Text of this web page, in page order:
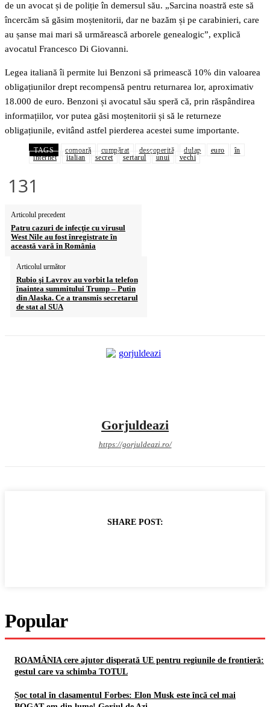
de un avocat și de poliție în demersul său. „Sarcina noastră este să
încercăm să găsim moștenitorii, dar ne bazăm și pe carabinieri, care
au șanse mai mari să urmărească arborele genealogic”, explică
avocatul Francesco Di Giovanni.
Legea italiană îi permite lui Benzoni să primească 10% din valoarea
obligațiunilor drept recompensă pentru returnarea lor, aproximativ
18.000 de euro. Benzoni și avocatul său speră că, prin răspândirea
informațiilor, vor putea găsi moștenitorii și să le returneze
obligațiunile, evitând astfel pierderea acestei sume importante.
TAGS comoară cumpărat descoperită dulap euro
în
internet
italian secret sertarul unui vechi
131
Articolul precedent
Patru cazuri de infecţie cu virusul
West Nile au fost înregistrate în
această vară în România
Articolul următor
Rubio şi Lavrov au vorbit la telefon
înaintea summitului Trump – Putin
din Alaska. Ce a transmis secretarul
de stat al SUA
Gorjuldeazi
https://gorjuldeazi.ro/
SHARE POST:
Popular
ROAMÂNIA cere ajutor disperată UE pentru regiunile de frontieră:
gestul care va schimba TOTUL
Șoc total în clasamentul Forbes: Elon Musk este încă cel mai